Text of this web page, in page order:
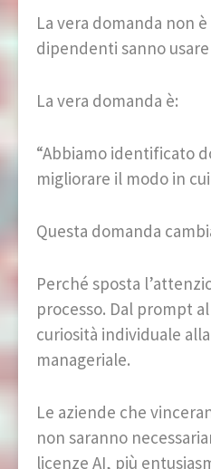
La vera domanda non
dipendenti sanno usare
La vera domanda è:
“Abbiamo identificato
migliorare il modo in
Questa domanda
Perché sposta
processo. Dal prompt
curiosità individuale
manageriale.
Le aziende che
non saranno
licenze AI, più